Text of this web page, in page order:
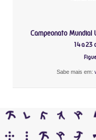
Campeonato Mundial
14 a 23
Sabe mais em: